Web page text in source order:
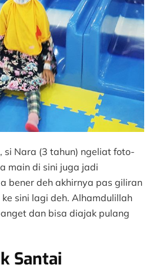
si Nara (3 tahun) ngeliat foto-
main di sini juga jadi
bener deh akhirnya pas giliran
sini lagi deh. Alhamdulillah
dan bisa diajak pulang
Santai